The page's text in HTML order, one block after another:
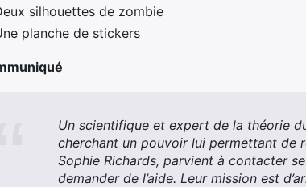
silhouettes de zombie
planche de stickers
Un scientifique et expert de la théorie
cherchant un pouvoir lui permettant de
Sophie Richards, parvient à contacter
demander de l’aide. Leur mission est